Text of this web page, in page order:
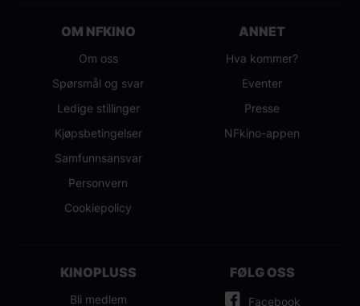
OM NFKINO
Om oss
Spørsmål og svar
Ledige stillinger
Kjøpsbetingelser
Samfunnsansvar
Personvern
Cookiepolicy
ANNET
Hva kommer?
Eventer
Presse
NFkino-appen
KINOPLUSS
Bli medlem
FØLG OSS
Facebook